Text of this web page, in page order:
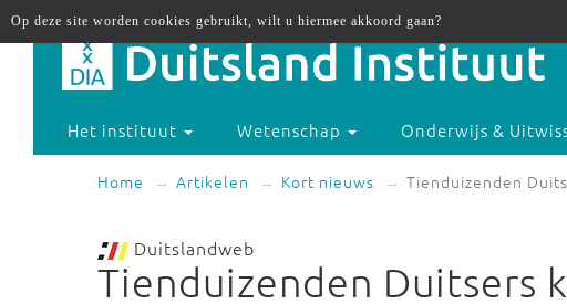
Het instituut Wetenschap Onderwijs &
Home Artikelen Kort nieuws Tienduizenden
Duitslandweb
Tienduizenden Duitsers
Op deze site worden cookies gebruikt, wilt u hiermee akkoord gaan?